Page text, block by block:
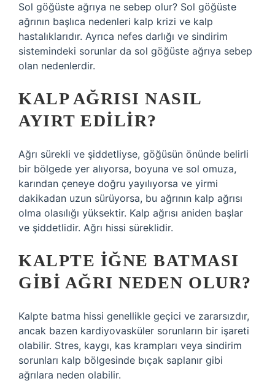
Sol göğüste ağrıya ne sebep olur? Sol göğüste
ağrının başlıca nedenleri kalp krizi ve kalp
hastalıklarıdır. Ayrıca nefes darlığı ve sindirim
sistemindeki sorunlar da sol göğüste ağrıya sebep
olan nedenlerdir.
KALP AĞRISI NASIL
AYIRT EDILIR?
Ağrı sürekli ve şiddetliyse, göğüsün önünde belirli
bir bölgede yer alıyorsa, boyuna ve sol omuza,
karından çeneye doğru yayılıyorsa ve yirmi
dakikadan uzun sürüyorsa, bu ağrının kalp ağrısı
olma olasılığı yüksektir. Kalp ağrısı aniden başlar
ve şiddetlidir. Ağrı hissi süreklidir.
KALPTE IĞNE BATMASI
GIBI AĞRI NEDEN OLUR?
Kalpte batma hissi genellikle geçici ve zararsızdır,
ancak bazen kardiyovasküler sorunların bir işareti
olabilir. Stres, kaygı, kas krampları veya sindirim
sorunları kalp bölgesinde bıçak saplanır gibi
ağrılara neden olabilir.